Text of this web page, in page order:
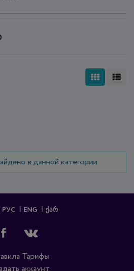
в данной категории
РУС ENG ᲥᲐᲠ
Тарифы